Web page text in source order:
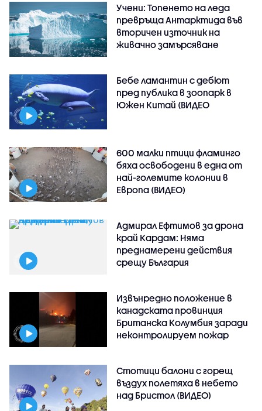
Учени: Топенето на леда
превръща Антарктида във
вторичен източник на
живачно замърсяване
Бебе ламантин с дебют
пред публика в зоопарк в
Южен Китай (ВИДЕО
600 малки птици фламинго
бяха освободени в една от
най-големите колонии в
Европа (ВИДЕО)
Адмирал Ефтимов за дрона
край Кардам: Няма
преднамерени действия
срещу България
Извънредно положение в
канадската провинция
Британска Колумбия заради
неконтролируем пожар
Стотици балони с горещ
въздух полетяха в небето
над Бристол (ВИДЕО)